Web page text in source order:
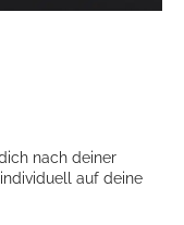
nach deiner
auf deine